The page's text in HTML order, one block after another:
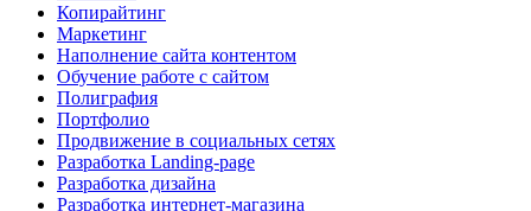
Копирайтинг
Маркетинг
Наполнение сайта контентом
Обучение работе с сайтом
Полиграфия
Портфолио
Продвижение в социальных сетях
Разработка Landing-page
Разработка дизайна
Разработка интернет-магазина